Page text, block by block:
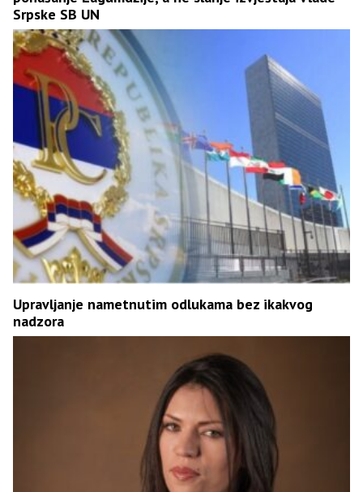
Srpske SB UN
Upravljanje nametnutim odlukama bez ikakvog
nadzora